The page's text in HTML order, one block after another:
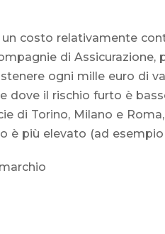
costo relativamente
di Assicurazione,
ogni mille euro di
dove il rischio furto è
di Torino, Milano e
è più elevato (ad